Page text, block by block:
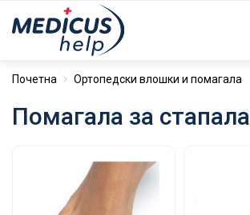
Почетна Ортопедски влошки и помагала
Помагала за стапала